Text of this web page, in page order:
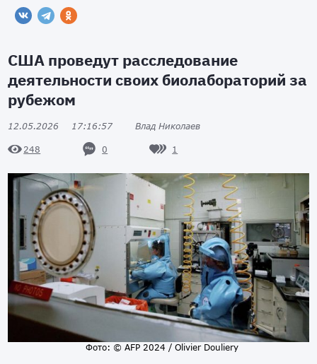
США проведут расследование
деятельности своих биолабораторий за
рубежом
12.05.2026 17:16:57 Влад Николаев
248 0 1
Фото: © AFP 2024 / Olivier Douliery